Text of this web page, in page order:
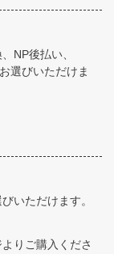
NP後払い、
選びいただけま
いただけます。
りご購入くださ